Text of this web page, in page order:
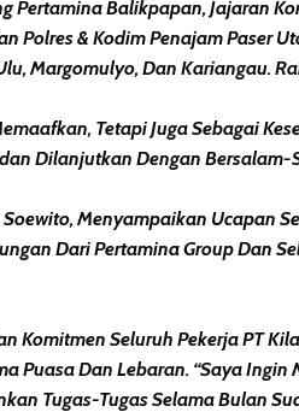
Pertamina Balikpapan, Jajaran
Polres & Kodim Penajam Paser
Margomulyo, Dan Kariangau.
Tetapi Juga Sebagai
Dilanjutkan Dengan Bersalam-
Menyampaikan Ucapan
Dari Pertamina Group Dan
Komitmen Seluruh Pekerja PT
Puasa Dan Lebaran. “Saya
Tugas-Tugas Selama Bulan